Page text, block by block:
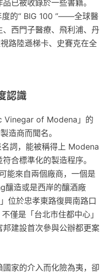
已被收錄於一些書籍。
度的“ BIG 100 ”——全球醫
西門子醫療、飛利浦、丹
路陸遜梯卡、史賽克在全
認識
Vinegar of Modena」的
造商而聞名。
詞，能被稱得上 Modena
合標準化的製造程序。
能來自兩個廠商，一個是
釀造或是西岸的釀酒廠
位於忠孝東路復興南路口
僅是「台北市住都中心」
建設首次參與公辦都更案
家的介入而化險為夷，卻